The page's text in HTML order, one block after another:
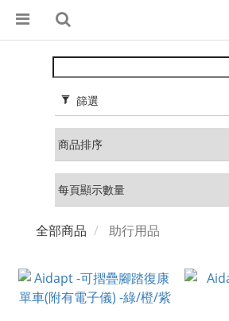
篩選
全部商品 助行用品